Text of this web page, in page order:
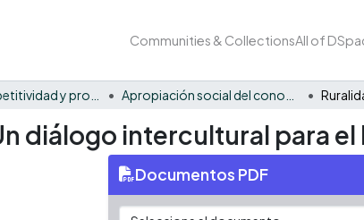
Communities & CollectionsAll of
diálogo intercultural para
Documentos PDF